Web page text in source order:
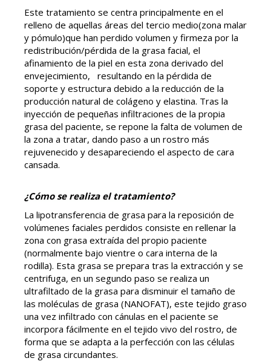
Este tratamiento se centra principalmente en el
relleno de aquellas áreas del tercio medio(zona malar
y pómulo)que han perdido volumen y firmeza por la
redistribución/pérdida de la grasa facial, el
afinamiento de la piel en esta zona derivado del
envejecimiento, resultando en la pérdida de
soporte y estructura debido a la reducción de la
producción natural de colágeno y elastina. Tras la
inyección de pequeñas infiltraciones de la propia
grasa del paciente, se repone la falta de volumen de
la zona a tratar, dando paso a un rostro más
rejuvenecido y desapareciendo el aspecto de cara
cansada.
¿Cómo se realiza el tratamiento?
La lipotransferencia de grasa para la reposición de
volúmenes faciales perdidos consiste en rellenar la
zona con grasa extraída del propio paciente
(normalmente bajo vientre o cara interna de la
rodilla). Esta grasa se prepara tras la extracción y se
centrifuga, en un segundo paso se realiza un
ultrafiltado de la grasa para disminuir el tamaño de
las moléculas de grasa (NANOFAT), este tejido graso
una vez infiltrado con cánulas en el paciente se
incorpora fácilmente en el tejido vivo del rostro, de
forma que se adapta a la perfección con las células
de grasa circundantes.